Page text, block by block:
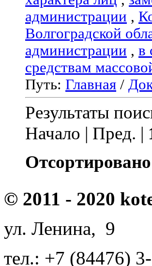
администрации ,
Волгоградской
администрации , в
средствам
Путь: Главная /
Результаты
Начало | Пред. |
© 2011 - 2020
ул. Ленина, 9
тел.: +7 (84476)